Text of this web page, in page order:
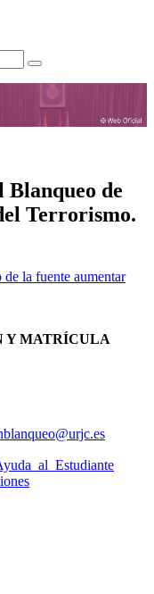
Blanqueo de
Terrorismo.
de la fuente aumentar
Y MATRÍCULA
al Estudiante